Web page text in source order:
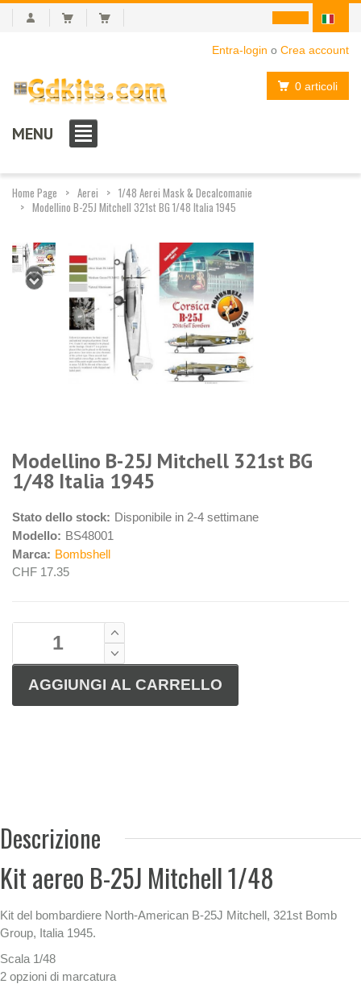
Entra-login o Crea account
0 articoli
MENU
Home Page Aerei
1/48 Aerei Mask & Decalcomanie
Modellino B-25J Mitchell 321st BG 1/48 Italia 1945
Modellino B-25J Mitchell 321st BG
1/48 Italia 1945
Stato dello stock: Disponibile in 2-4 settimane
Modello: BS48001
Marca: Bombshell
CHF 17.35
Descrizione
Kit aereo B-25J Mitchell 1/48
Kit del bombardiere North-American B-25J Mitchell, 321st Bomb
Group, Italia 1945.
Scala 1/48
2 opzioni di marcatura